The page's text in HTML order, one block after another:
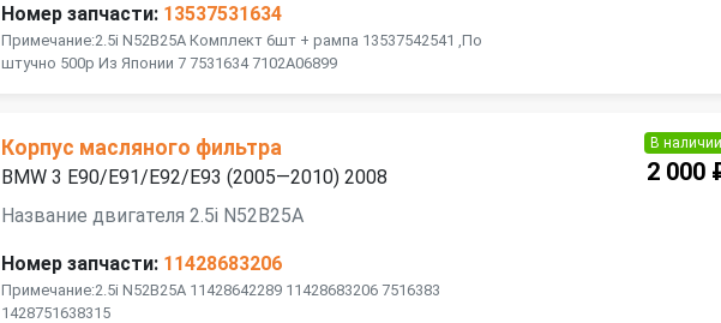
Номер запчасти: 13537531634
Примечание:2.5i N52B25A Комплект 6шт + рампа 13537542541 ,По
штучно 500р Из Японии 7 7531634 7102A06899
Корпус масляного фильтра
BMW 3 E90/E91/E92/E93 (2005—2010) 2008
Название двигателя 2.5i N52B25A
Номер запчасти: 11428683206
Примечание:2.5i N52B25A 11428642289 11428683206 7516383
1428751638315
В наличии
2 000